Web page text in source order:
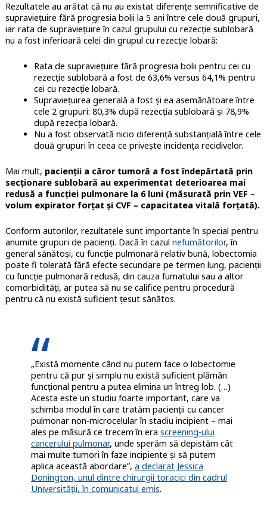
Rezultatele au arătat că nu au existat diferențe semnificative de
supraviețuire fără progresia bolii la 5 ani între cele două grupuri,
iar rata de supraviețuire în cazul grupului cu rezecție sublobară
nu a fost inferioară celei din grupul cu rezecție lobară:
Rata de supraviețuire fără progresia bolii pentru cei cu
rezecție sublobară a fost de 63,6% versus 64,1% pentru
cei cu rezecție lobară.
Supraviețuirea generală a fost și ea asemănătoare între
cele 2 grupuri: 80,3% după rezecția sublobară și 78,9%
după rezecția lobară.
Nu a fost observată nicio diferență substanțială între cele
două grupuri în ceea ce privește incidența recidivelor.
Mai mult, pacienții a căror tumoră a fost îndepărtată prin
secționare sublobară au experimentat deterioarea mai
redusă a funcției pulmonare la 6 luni (măsurată prin VEF –
volum expirator forțat și CVF – capacitatea vitală forțată).
Conform autorilor, rezultatele sunt importante în special pentru
anumite grupuri de pacienți. Dacă în cazul nefumătorilor, în
general sănătoși, cu funcție pulmonară relativ bună, lobectomia
poate fi tolerată fără efecte secundare pe termen lung, pacienții
cu funcție pulmonară redusă, din cauza fumatului sau a altor
comorbidități, ar putea să nu se califice pentru procedură
pentru că nu există suficient țesut sănătos.
„Există momente când nu putem face o lobectomie
pentru că pur și simplu nu există suficient plămân
funcțional pentru a putea elimina un întreg lob. (…)
Acesta este un studiu foarte important, care va
schimba modul în care tratăm pacienții cu cancer
pulmonar non-microcelular în stadiu incipient – ​​mai
ales pe măsură ce trecem în era screening-ului
cancerului pulmonar, unde sperăm să depistăm cât
mai multe tumori în faze incipiente și să putem
aplica această abordare”, a declarat Jessica
Donington, unul dintre chirurgii toracici din cadrul
Universității, în comunicatul emis.